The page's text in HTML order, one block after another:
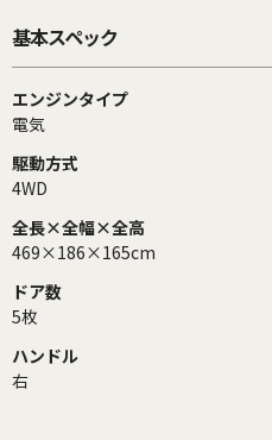
基本スペック
エンジンタイプ
電気
駆動方式
4WD
全長×全幅×全高
469×186×165cm
ドア数
5枚
ハンドル
右